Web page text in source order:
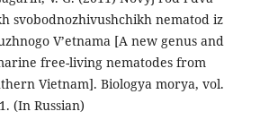
svobodnozhivushchikh nematod iz
V’etnama [A new genus and
free-living nematodes from
Vietnam]. Biologya morya, vol.
(In Russian)